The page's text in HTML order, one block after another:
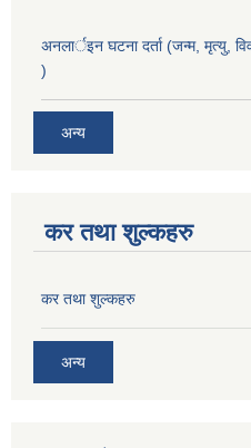
अनलार्इन घटना दर्ता (जन्म, मृत्यु,
)
अन्य
कर तथा शुल्कहरु
कर तथा शुल्कहरु
अन्य